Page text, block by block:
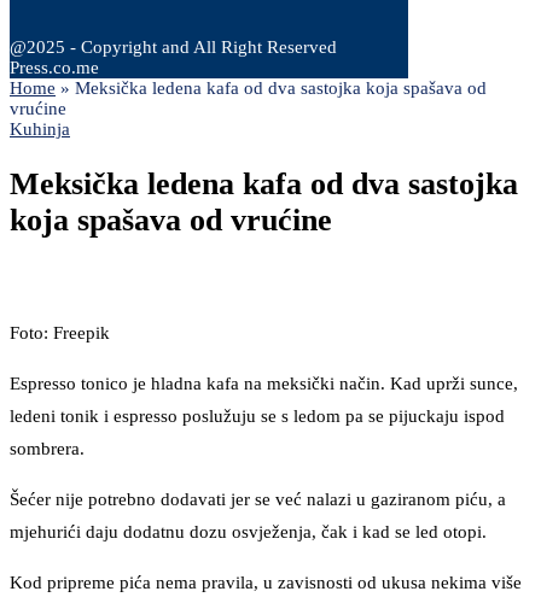
@2025 - Copyright and All Right Reserved
Press.co.me
Home » Meksička ledena kafa od dva sastojka koja spašava od
vrućine
Kuhinja
Meksička ledena kafa od dva sastojka
koja spašava od vrućine
Foto: Freepik
Espresso tonico je hladna kafa na meksički način. Kad uprži sunce,
ledeni tonik i espresso poslužuju se s ledom pa se pijuckaju ispod
sombrera.
Šećer nije potrebno dodavati jer se već nalazi u gaziranom piću, a
mjehurići daju dodatnu dozu osvježenja, čak i kad se led otopi.
Kod pripreme pića nema pravila, u zavisnosti od ukusa nekima više